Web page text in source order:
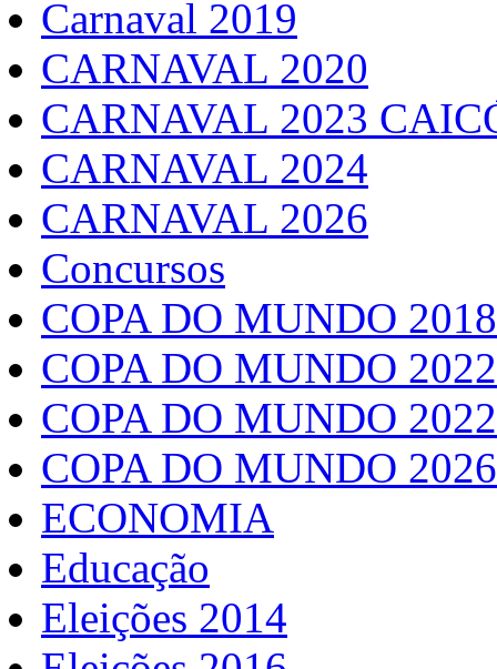
Carnaval 2019
CARNAVAL 2020
CARNAVAL 2023
CARNAVAL 2024
CARNAVAL 2026
Concursos
COPA DO MUNDO 2018
COPA DO MUNDO 2022
COPA DO MUNDO
COPA DO MUNDO 2026
ECONOMIA
Educação
Eleições 2014